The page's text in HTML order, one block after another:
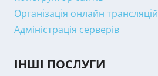
Організація онлайн трансляцій
Адміністрація серверів
ІНШІ ПОСЛУГИ